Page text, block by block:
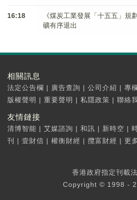
16:18
《煤炭工業發展「十五五」規
礦有序退出
相關訊息
法定公告欄 | 廣告查詢 | 公司介紹 | 專
版權聲明 | 重要聲明 | 私隱政策 | 聯絡
友情鏈接
清博智能 | 艾媒諮詢 | 和訊 | 新時空 |
刊
| 壹財信 | 權衡財經 | 攬富財經 | 更
香港政府指定刊載
Copyright © 1998 -